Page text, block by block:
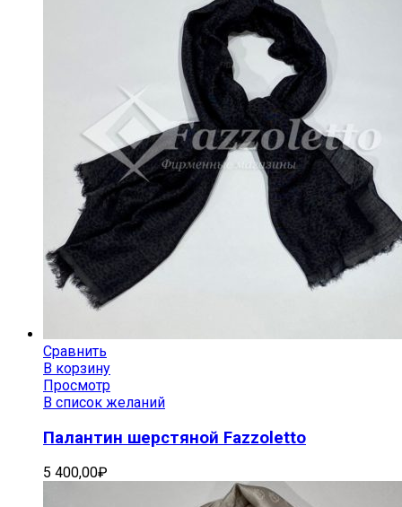
Сравнить
В корзину
Просмотр
В список желаний
Палантин шерстяной Fazzoletto
5 400,00₽